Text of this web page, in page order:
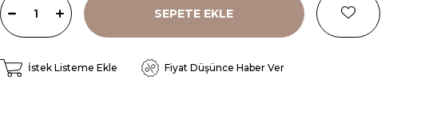
İstek Listeme Ekle Fiyat Düşünce Haber Ver